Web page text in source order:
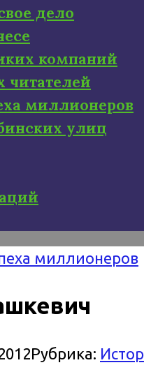
дело
компаний
читателей
миллионеров
улиц
миллионеров
Рубрика: